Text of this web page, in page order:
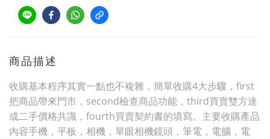
商品描述
收購基本程序其實一點也不複雜，簡單收購4大步驟，first
把商品帶來門市，second檢查商品功能，third買賣雙方達
成二手價格共識，fourth買賣契約書的填寫。主要收購產品
內容手機，平板，相機，單眼相機鏡頭，筆電，電腦，電